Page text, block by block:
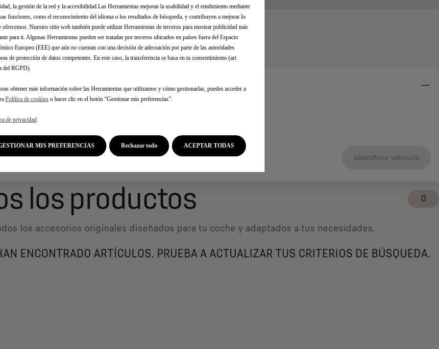
vehículo
tu vehículo y rellena los datos para ver los accesorios compatibles
matrícula
Identificar vehículo
los productos 0
los accesorios originales diseñados ​​para tu coche y adaptados a tus necesidades.
ENCONTRADO ARTÍCULOS. PRUEBA A ACTUALIZAR TUS CRITERIOS DE BÚSQUEDA.
la gestión de la red y la accesibilidad.Las Herramientas mejoran la usabilidad y el rendimiento mediante
funciones, como el reconocimiento del idioma o los resultados de búsqueda, y contribuyen a mejorar lo
ofrecemos. Nuestro sitio web también puede utilizar Herramientas de terceros para mostrar publicidad más
para ti. Algunas Herramientas pueden ser tratadas por terceros ubicados en países fuera del Espacio
Europeo (EEE) que aún no cuentan con una decisión de adecuación por parte de las autoridades
de protección de datos competentes. En este caso, la transferencia se basa en tu consentimiento (art.
del RGPD).
obtener más información sobre las Herramientas que utilizamos y cómo gestionarlas, puedes acceder a
Política de cookies o hacer clic en el botón “Gestionar mis preferencias”.
de privacidad
GESTIONAR MIS PREFERENCIAS ACEPTAR TODAS
Rechazar todo